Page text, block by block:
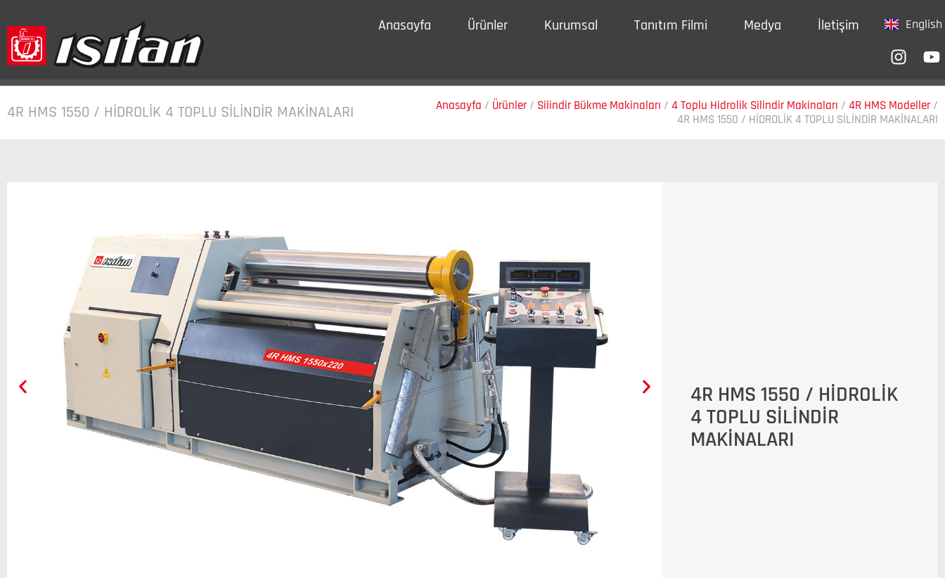
Anasayfa Ürünler Kurumsal Tanıtım Filmi Medya İletişim English
4R HMS 1550 / HİDROLİK 4 TOPLU SİLİNDİR MAKİNALARI Anasayfa / Ürünler/ Silindir Bükme Makinaları / 4 Toplu Hidrolik Silindir Makinaları / 4R HMS Modeller/
4R HMS 1550 / HİDROLİK 4 TOPLU SİLİNDİR MAKİNALARI
4R HMS 1550 / HİDROLİK
4 TOPLU SİLİNDİR
MAKİNALARI